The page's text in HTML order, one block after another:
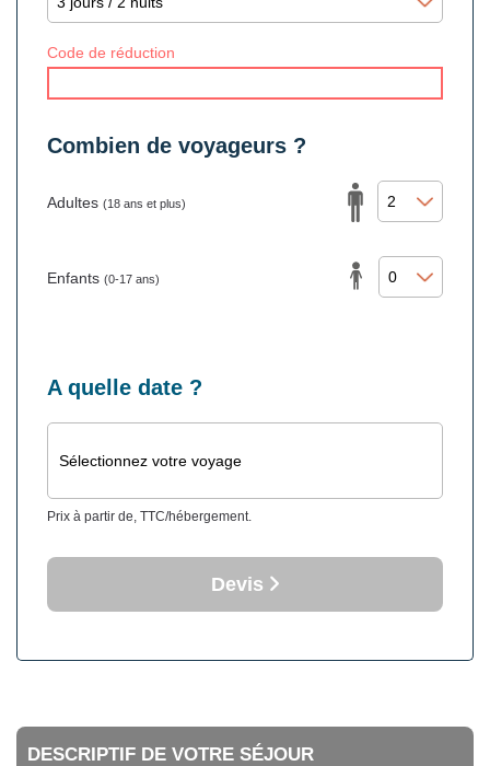
Code de réduction
Combien de voyageurs ?
Adultes (18 ans et plus)
Enfants (0-17 ans)
A quelle date ?
Sélectionnez votre voyage
Prix à partir de, TTC/hébergement.
Devis
DESCRIPTIF DE VOTRE SÉJOUR